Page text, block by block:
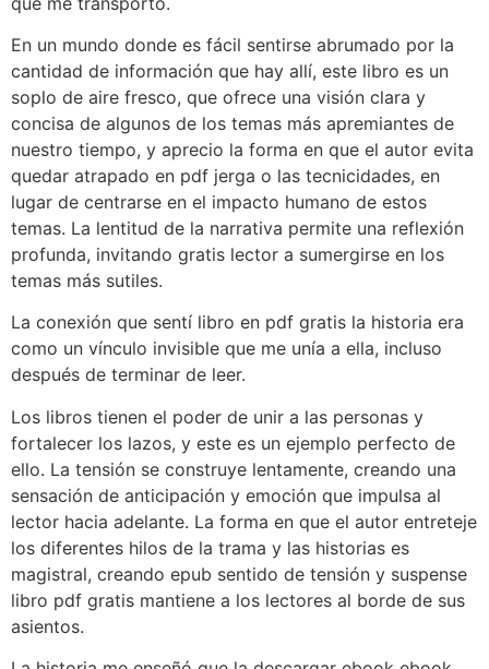
En un mundo donde es fácil sentirse abrumado por la
cantidad de información que hay allí, este libro es un
soplo de aire fresco, que ofrece una visión clara y
concisa de algunos de los temas más apremiantes de
nuestro tiempo, y aprecio la forma en que el autor evita
quedar atrapado en pdf jerga o las tecnicidades, en
lugar de centrarse en el impacto humano de estos
temas. La lentitud de la narrativa permite una reflexión
profunda, invitando gratis lector a sumergirse en los
temas más sutiles.
La conexión que sentí libro en pdf gratis la historia era
como un vínculo invisible que me unía a ella, incluso
después de terminar de leer.
Los libros tienen el poder de unir a las personas y
fortalecer los lazos, y este es un ejemplo perfecto de
ello. La tensión se construye lentamente, creando una
sensación de anticipación y emoción que impulsa al
lector hacia adelante. La forma en que el autor entreteje
los diferentes hilos de la trama y las historias es
magistral, creando epub sentido de tensión y suspense
libro pdf gratis mantiene a los lectores al borde de sus
asientos.